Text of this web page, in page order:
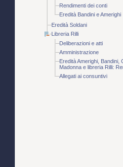
Rendimenti dei conti
Eredità Bandini e Amerighi
Eredità Soldani
Libreria Rilli
Deliberazioni e atti
Amministrazione
Eredità Amerighi, Bandini,
Madonna e libreria Rilli:
Allegati ai consuntivi